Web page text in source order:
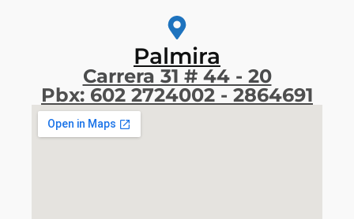
Palmira
Carrera 31 # 44 - 20
Pbx: 602 2724002 - 2864691​